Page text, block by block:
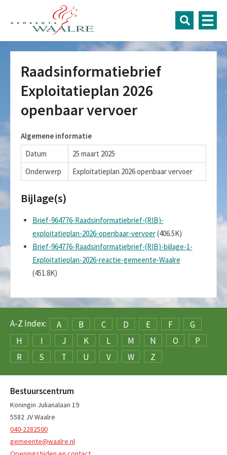
Raadsinformatiebrief
Exploitatieplan 2026
openbaar vervoer
Algemene informatie
Datum
25 maart 2025
Onderwerp
Exploitatieplan 2026 openbaar vervoer
Bijlage(s)
Brief-964776-Raadsinformatiebrief-(RIB)-
exploitatieplan-2026-openbaar-vervoer(406.5K)
Brief-964776-Raadsinformatiebrief-(RIB)-bijlage-1-
Exploitatieplan-2026-reactie-gemeente-Waalre
(451.8K)
A-Z Index: A B C D E F
G
H
I J K L M N O
P
R
S T U V W Z
Bestuurscentrum
Koningin Julianalaan 19
5582 JV Waalre
040-2282500
gemeente@waalre.nl